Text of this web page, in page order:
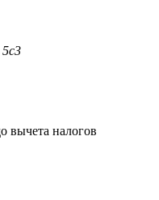
вычета налогов